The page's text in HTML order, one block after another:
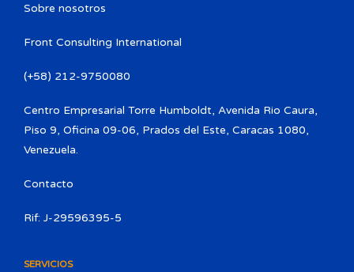
Sobre nosotros
Front Consulting International
(+58) 212-9750080​
Centro Empresarial Torre Humboldt, Avenida Rio Caura,
Piso 9, Oficina 09-06, Prados del Este, Caracas 1080,
Venezuela.
Contacto
Rif: J-29596395-5
SERVICIOS